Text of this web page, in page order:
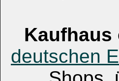
Kaufhaus
deutschen